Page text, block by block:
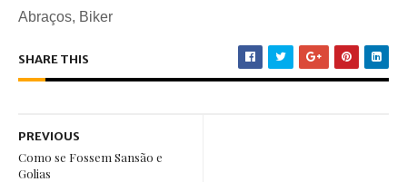
Abraços, Biker
SHARE THIS
PREVIOUS
Como se Fossem Sansão e
Golias